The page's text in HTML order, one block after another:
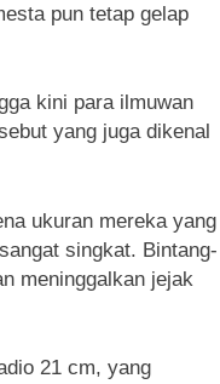
pun tetap gelap
kini para ilmuwan
yang juga dikenal
ukuran mereka yang
singkat. Bintang-
meninggalkan jejak
21 cm, yang